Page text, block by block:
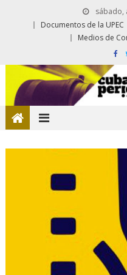
sábado,
Documentos de la UPEC
Medios de